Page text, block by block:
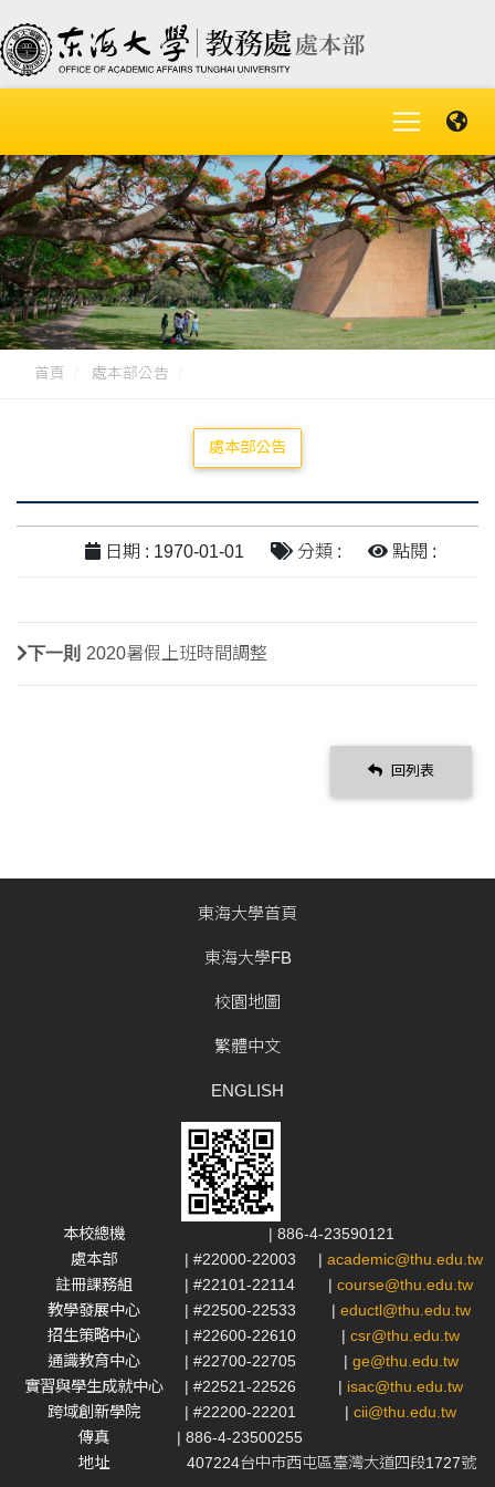
首頁 處本部公告
處本部公告
日期 : 1970-01-01 分類 : 點閱 :
下一則 2020暑假上班時間調整
回列表
東海大學首頁
東海大學FB
校園地圖
繁體中文
ENGLISH
本校總機
| 886-4-23590121
處本部
| #22000-22003 | academic@thu.edu.tw
註冊課務組
| #22101-22114 | course@thu.edu.tw
教學發展中心
| #22500-22533 | eductl@thu.edu.tw
招生策略中心
| #22600-22610 | csr@thu.edu.tw
通識教育中心
| #22700-22705 | ge@thu.edu.tw
實習與學生成就中心
| #22521-22526 | isac@thu.edu.tw
跨域創新學院
| #22200-22201 | cii@thu.edu.tw
傳真
| 886-4-23500255
地址
407224台中市西屯區臺灣大道四段1727號